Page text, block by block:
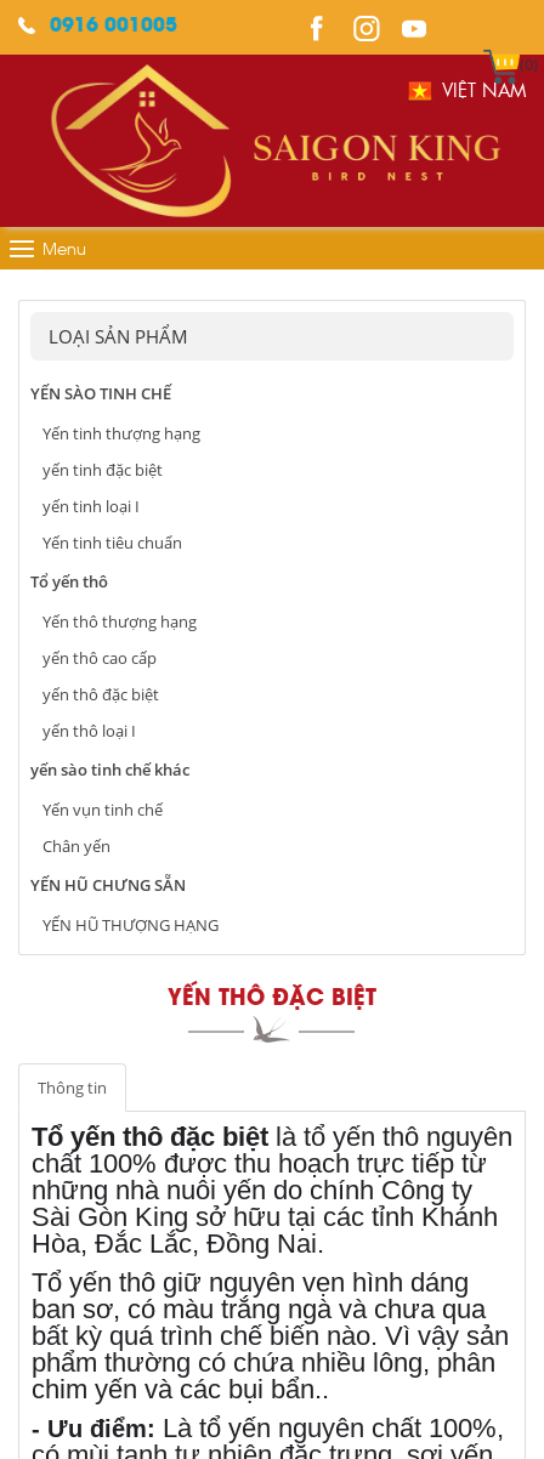
(0)
0916 001005
VIỆT NAM
Menu
LOẠI SẢN PHẨM
YẾN SÀO TINH CHẾ
Yến tinh thượng hạng
yến tinh đặc biệt
yến tinh loại I
Yến tinh tiêu chuẩn
Tổ yến thô
Yến thô thượng hạng
yến thô cao cấp
yến thô đặc biệt
yến thô loại I
yến sào tinh chế khác
Yến vụn tinh chế
Chân yến
YẾN HŨ CHƯNG SẴN
YẾN HŨ THƯỢNG HẠNG
YẾN THÔ ĐẶC BIỆT
Thông tin
Tổ yến thô đặc biệt là tổ yến thô nguyên
chất 100% được thu hoạch trực tiếp từ
những nhà nuôi yến do chính Công ty
Sài Gòn King sở hữu tại các tỉnh Khánh
Hòa, Đắc Lắc, Đồng Nai.
Tổ yến thô giữ nguyên vẹn hình dáng
ban sơ, có màu trắng ngà và chưa qua
bất kỳ quá trình chế biến nào. Vì vậy sản
phẩm thường có chứa nhiều lông, phân
chim yến và các bụi bẩn..
- Ưu điểm: Là tổ yến nguyên chất 100%,